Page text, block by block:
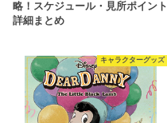
略！スケジュール・見所ポイント
詳細まとめ
キャラクターグッズ